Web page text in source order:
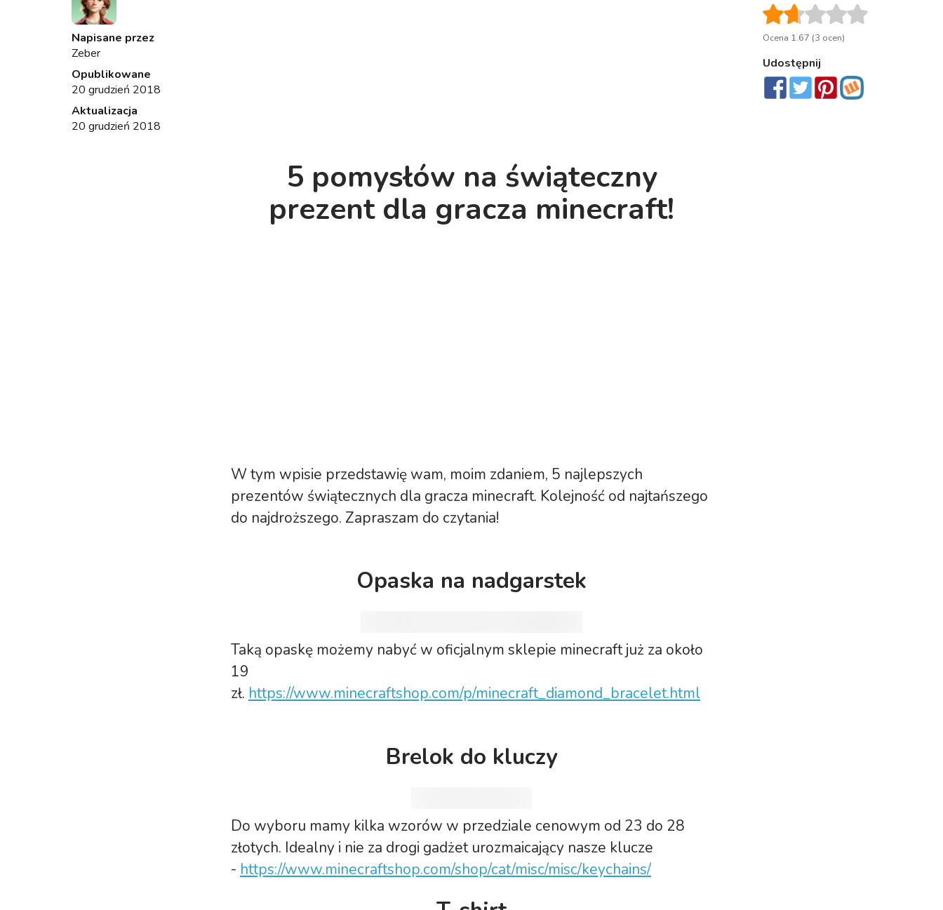
Napisane przez
Zeber
Opublikowane
20 grudzień 2018
Aktualizacja
20 grudzień 2018
5 pomysłów na świąteczny
prezent dla gracza minecraft!
W tym wpisie przedstawię wam, moim zdaniem, 5 najlepszych
prezentów świątecznych dla gracza minecraft. Kolejność od najtańszego
do najdroższego. Zapraszam do czytania!
Opaska na nadgarstek
Taką opaskę możemy nabyć w oficjalnym sklepie minecraft już za około
19
zł. https://www.minecraftshop.com/p/minecraft_diamond_bracelet.html
Brelok do kluczy
Do wyboru mamy kilka wzorów w przedziale cenowym od 23 do 28
złotych. Idealny i nie za drogi gadżet urozmaicający nasze klucze
- https://www.minecraftshop.com/shop/cat/misc/misc/keychains/
Ocena 1.67 (3 ocen)
Udostępnij